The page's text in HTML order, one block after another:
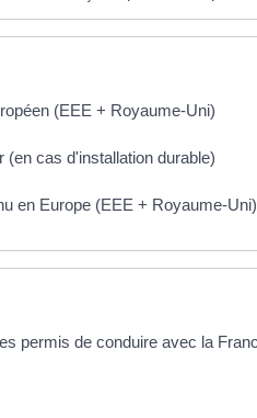
(EEE + Royaume-Uni)
cas d'installation durable)
en Europe (EEE + Royaume-Uni)
permis de conduire avec la